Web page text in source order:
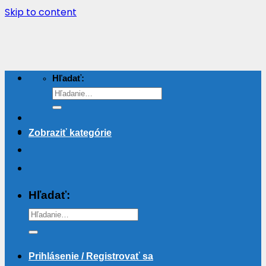
Skip to content
Hľadať:
Prihlásenie / Registrovať sa
Hľadať:
Zobraziť kategórie